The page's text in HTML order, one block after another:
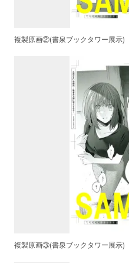
複製原画②(書泉ブックタワー展示)
複製原画③(書泉ブックタワー展示)